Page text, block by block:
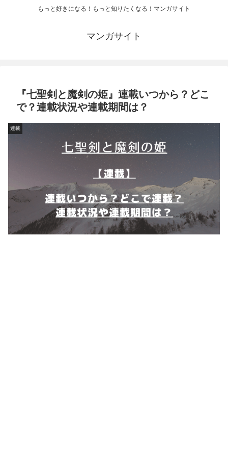
もっと好きになる！もっと知りたくなる！マンガサイト
マンガサイト
『七聖剣と魔剣の姫』連載いつから？どこ
で？連載状況や連載期間は？
連載